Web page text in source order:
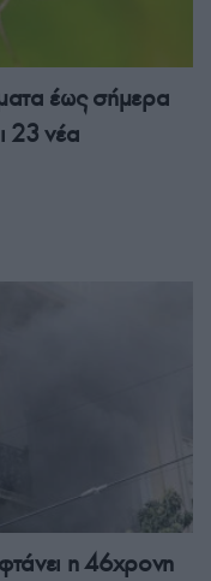
έως σήμερα
23 νέα
η 46χρονη